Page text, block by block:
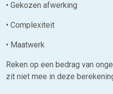
• Gekozen afwerking
• Complexiteit
• Maatwerk
Reken op een bedrag van
zit niet mee in deze